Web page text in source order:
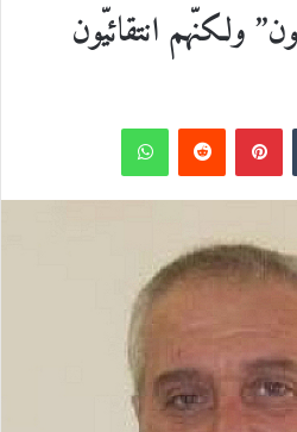
ولكنّهم انتقائيّون
T
u
m
b
ي
ن
ت
ي
R
e
d
ا